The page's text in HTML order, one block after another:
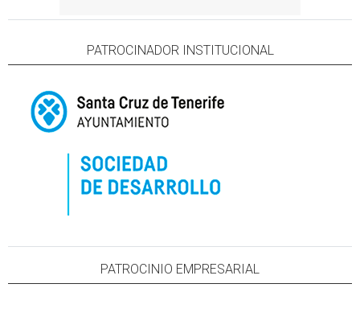
PATROCINADOR INSTITUCIONAL
PATROCINIO EMPRESARIAL